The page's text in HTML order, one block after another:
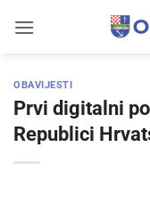
OBAVIJESTI
Prvi digitalni
Republici